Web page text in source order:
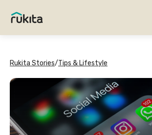
Rukita Stories/Tips & Lifestyle